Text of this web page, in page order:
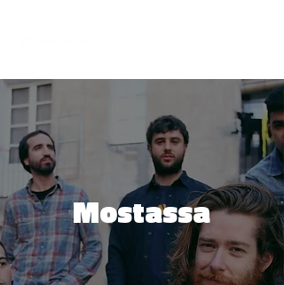
Mostassa